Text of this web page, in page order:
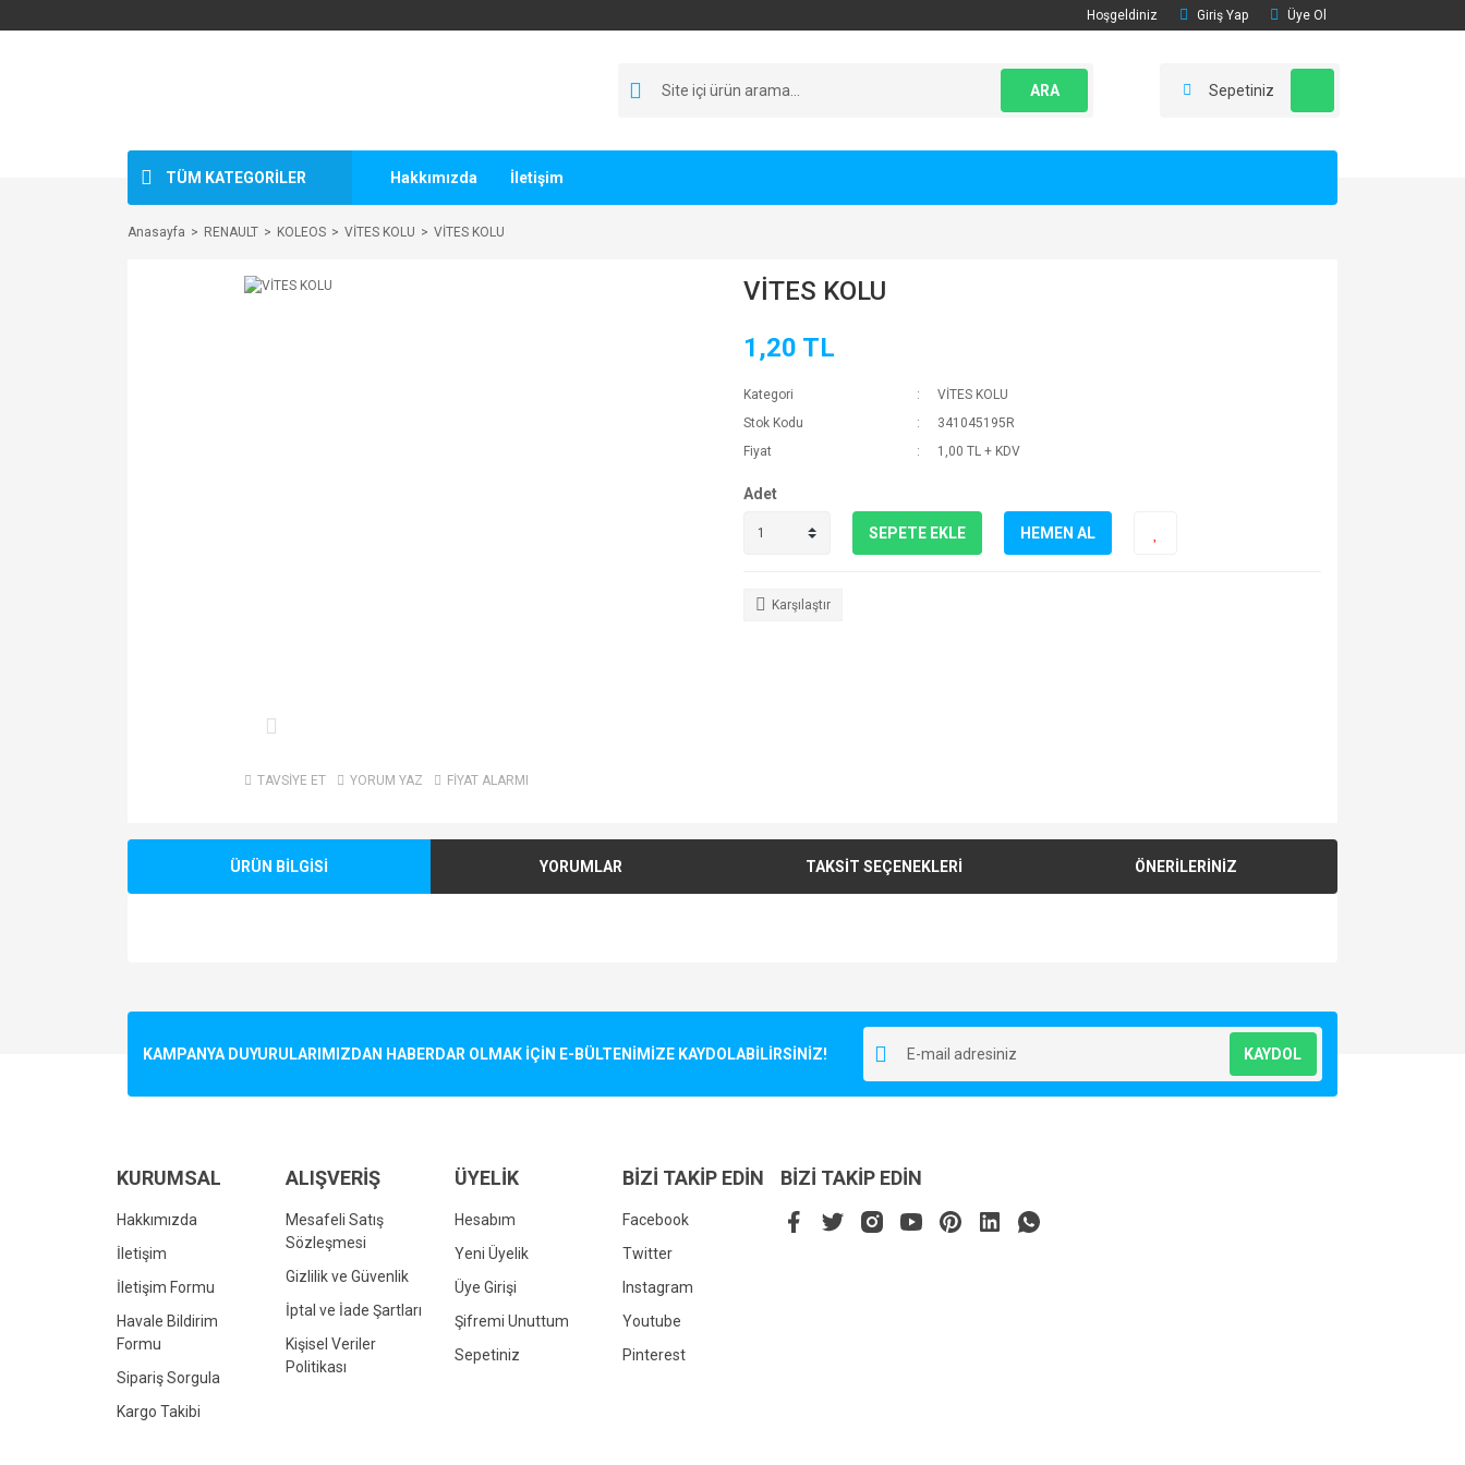
Hoşgeldiniz Giriş Yap Üye Ol
ARA Sepetiniz
TÜM KATEGORİLER Hakkımızda İletişim
Anasayfa RENAULT KOLEOS VİTES KOLU VİTES KOLU
TAVSİYE ET YORUM YAZ FİYAT ALARMI
VİTES KOLU
1,20 TL
Kategori
VİTES KOLU
Stok Kodu
341045195R
Fiyat
1,00 TL + KDV
Adet
SEPETE EKLE HEMEN AL
Karşılaştır
ÜRÜN BİLGİSİ YORUMLAR TAKSİT SEÇENEKLERİ ÖNERİLERİNİZ
Ürün resmi kalitesiz, bozuk veya görüntülenemiyor.
Bu ürüne benzer farklı alternatifler olmalı.
KAMPANYA DUYURULARIMIZDAN HABERDAR OLMAK İÇİN E-BÜLTENİMİZE KAYDOLABİLİRSİNİZ! KAYDOL
KURUMSAL
Hakkımızda
İletişim
İletişim Formu
Havale Bildirim
Formu
Sipariş Sorgula
Kargo Takibi
ALIŞVERİŞ
Mesafeli Satış
Sözleşmesi
Gizlilik ve Güvenlik
İptal ve İade Şartları
Kişisel Veriler
Politikası
ÜYELİK
Hesabım
Yeni Üyelik
Üye Girişi
Şifremi Unuttum
Sepetiniz
BİZİ TAKİP EDİN
Facebook
Twitter
Instagram
Youtube
Pinterest
BİZİ TAKİP EDİN